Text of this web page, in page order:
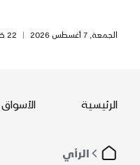
الجمعة, 7 أغسطس 2026 | 22 صَفَر 1448
الرئيسية الأسواق
الرأي